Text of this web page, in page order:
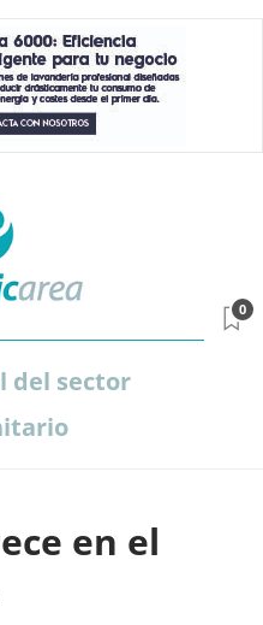
del sector
0
en el